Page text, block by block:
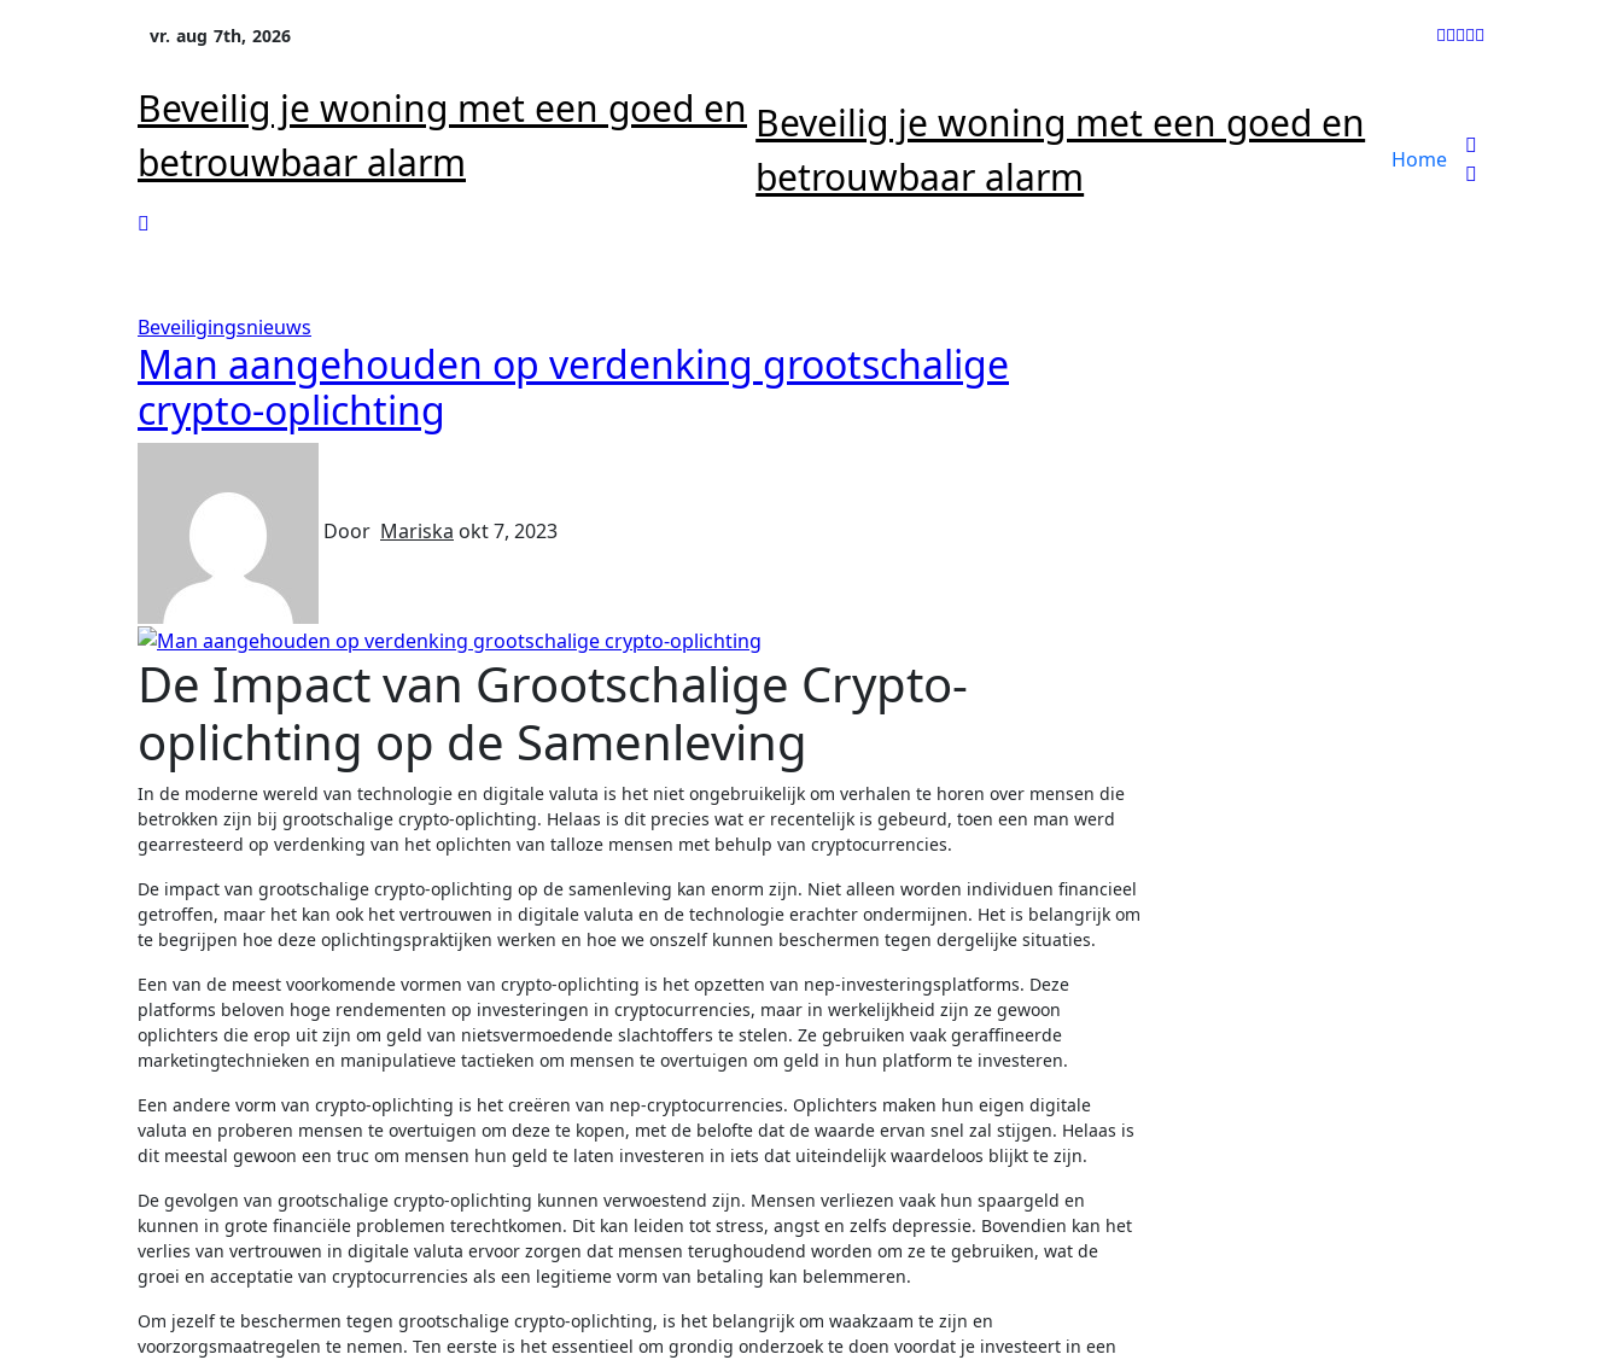
vr. aug 7th, 2026
Beveilig je woning met een goed en
betrouwbaar alarm
Beveilig je woning met een goed en
betrouwbaar alarm
Home
Beveiligingsnieuws
Man aangehouden op verdenking grootschalige
crypto-oplichting
Door Mariska okt 7, 2023
De Impact van Grootschalige Crypto-
oplichting op de Samenleving
In de moderne wereld van technologie en digitale valuta is het niet ongebruikelijk om verhalen te horen over mensen die
betrokken zijn bij grootschalige crypto-oplichting. Helaas is dit precies wat er recentelijk is gebeurd, toen een man werd
gearresteerd op verdenking van het oplichten van talloze mensen met behulp van cryptocurrencies.
De impact van grootschalige crypto-oplichting op de samenleving kan enorm zijn. Niet alleen worden individuen financieel
getroffen, maar het kan ook het vertrouwen in digitale valuta en de technologie erachter ondermijnen. Het is belangrijk om
te begrijpen hoe deze oplichtingspraktijken werken en hoe we onszelf kunnen beschermen tegen dergelijke situaties.
Een van de meest voorkomende vormen van crypto-oplichting is het opzetten van nep-investeringsplatforms. Deze
platforms beloven hoge rendementen op investeringen in cryptocurrencies, maar in werkelijkheid zijn ze gewoon
oplichters die erop uit zijn om geld van nietsvermoedende slachtoffers te stelen. Ze gebruiken vaak geraffineerde
marketingtechnieken en manipulatieve tactieken om mensen te overtuigen om geld in hun platform te investeren.
Een andere vorm van crypto-oplichting is het creëren van nep-cryptocurrencies. Oplichters maken hun eigen digitale
valuta en proberen mensen te overtuigen om deze te kopen, met de belofte dat de waarde ervan snel zal stijgen. Helaas is
dit meestal gewoon een truc om mensen hun geld te laten investeren in iets dat uiteindelijk waardeloos blijkt te zijn.
De gevolgen van grootschalige crypto-oplichting kunnen verwoestend zijn. Mensen verliezen vaak hun spaargeld en
kunnen in grote financiële problemen terechtkomen. Dit kan leiden tot stress, angst en zelfs depressie. Bovendien kan het
verlies van vertrouwen in digitale valuta ervoor zorgen dat mensen terughoudend worden om ze te gebruiken, wat de
groei en acceptatie van cryptocurrencies als een legitieme vorm van betaling kan belemmeren.
Om jezelf te beschermen tegen grootschalige crypto-oplichting, is het belangrijk om waakzaam te zijn en
voorzorgsmaatregelen te nemen. Ten eerste is het essentieel om grondig onderzoek te doen voordat je investeert in een